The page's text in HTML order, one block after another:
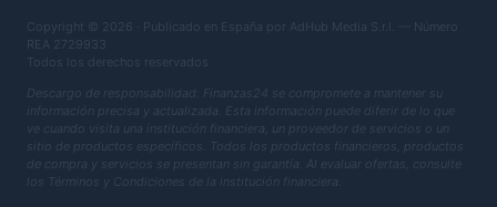
Copyright © 2026 · Publicado en España por AdHub Media S.r.l. — Número
REA 2729933
Todos los derechos reservados
Descargo de responsabilidad: Finanzas24 se compromete a mantener su
información precisa y actualizada. Esta información puede diferir de lo que
ve cuando visita una institución financiera, un proveedor de servicios o un
sitio de productos específicos. Todos los productos financieros, productos
de compra y servicios se presentan sin garantía. Al evaluar ofertas, consulte
los Términos y Condiciones de la institución financiera.